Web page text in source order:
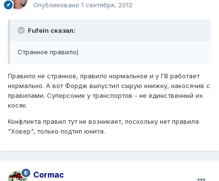
Опубликовано 1 сентября, 2012
Fufein сказал:
Странное правило)
Правило не странное, правило нормальное и у ГВ работает
нормально. А вот Фордж выпустил сырую книжку, накосячив с
правилами. Суперсоник у транспортов - не единственный их
косяк.
Конфликта правил тут не возникает, поскольку нет правила
"Ховер", только подтип юнита.
Cormac